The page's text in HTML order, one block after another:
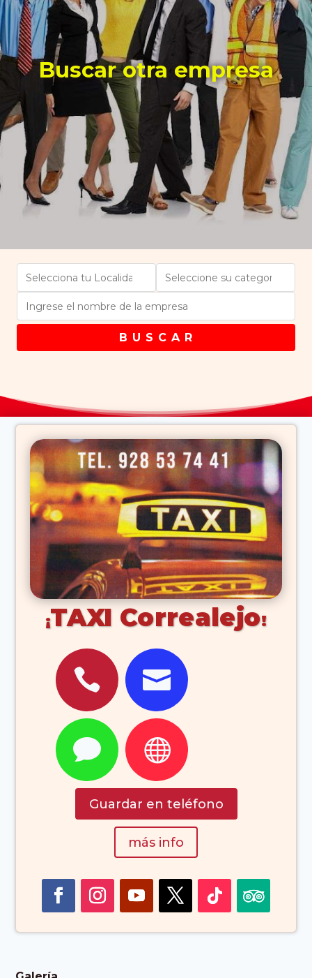
Buscar otra empresa
B U S C A R
TAXI Correalejo
 
 
Guardar en teléfono
más info